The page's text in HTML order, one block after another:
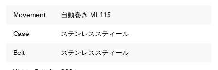
Movement 自動巻き ML115
Case ステンレススティール
Belt ステンレススティール